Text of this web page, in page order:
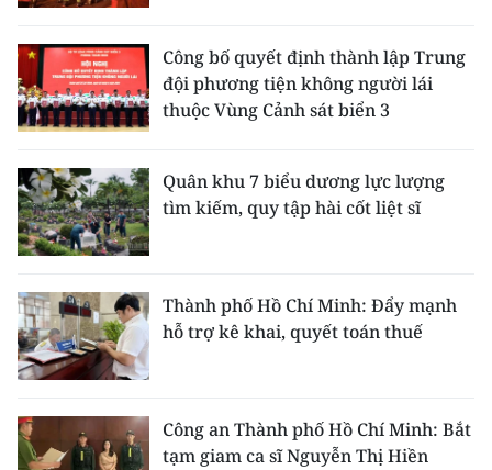
Công bố quyết định thành lập Trung
đội phương tiện không người lái
thuộc Vùng Cảnh sát biển 3
Quân khu 7 biểu dương lực lượng
tìm kiếm, quy tập hài cốt liệt sĩ
Thành phố Hồ Chí Minh: Đẩy mạnh
hỗ trợ kê khai, quyết toán thuế
Công an Thành phố Hồ Chí Minh: Bắt
tạm giam ca sĩ Nguyễn Thị Hiền